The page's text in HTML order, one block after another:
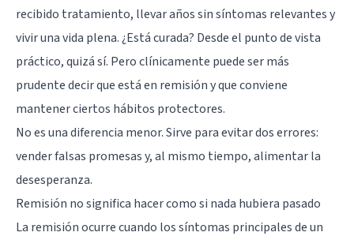
recibido tratamiento, llevar años sin síntomas relevantes y
vivir una vida plena. ¿Está curada? Desde el punto de vista
práctico, quizá sí. Pero clínicamente puede ser más
prudente decir que está en remisión y que conviene
mantener ciertos hábitos protectores.
No es una diferencia menor. Sirve para evitar dos errores:
vender falsas promesas y, al mismo tiempo, alimentar la
desesperanza.
Remisión no significa hacer como si nada hubiera pasado
La remisión ocurre cuando los síntomas principales de un